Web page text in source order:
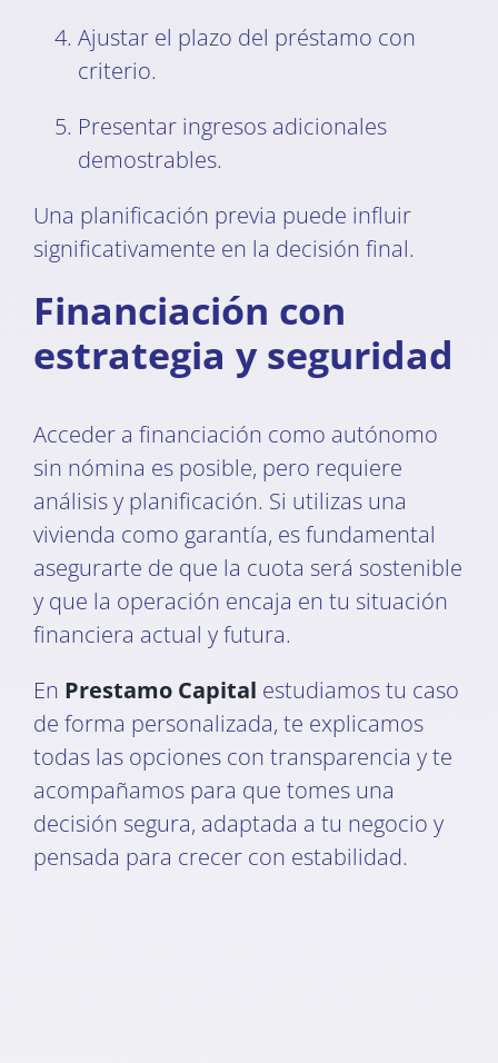
Ajustar el plazo del préstamo con
criterio.
Presentar ingresos adicionales
demostrables.
Una planificación previa puede influir
significativamente en la decisión final.
Financiación con
estrategia y seguridad
Acceder a financiación como autónomo
sin nómina es posible, pero requiere
análisis y planificación. Si utilizas una
vivienda como garantía, es fundamental
asegurarte de que la cuota será sostenible
y que la operación encaja en tu situación
financiera actual y futura.
En Prestamo Capital estudiamos tu caso
de forma personalizada, te explicamos
todas las opciones con transparencia y te
acompañamos para que tomes una
decisión segura, adaptada a tu negocio y
pensada para crecer con estabilidad.